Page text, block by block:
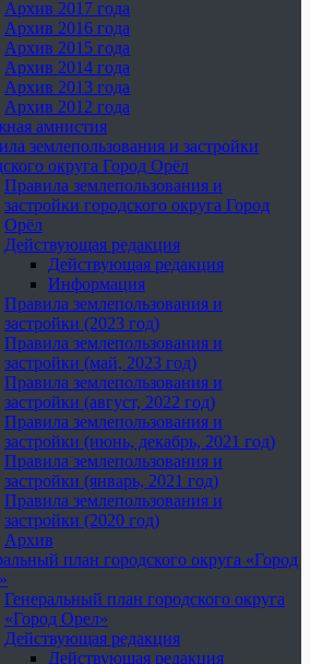
Архив 2017 года
Архив 2016 года
Архив 2015 года
Архив 2014 года
Архив 2013 года
Архив 2012 года
амнистия
землепользования и застройки
округа Город Орёл
Правила землепользования и
застройки городского округа Город
Орёл
Действующая редакция
Действующая редакция
Информация
Правила землепользования и
застройки (2023 год)
Правила землепользования и
застройки (май, 2023 год)
Правила землепользования и
застройки (август, 2022 год)
Правила землепользования и
застройки (июнь, декабрь, 2021 год)
Правила землепользования и
застройки (январь, 2021 год)
Правила землепользования и
застройки (2020 год)
Архив
план городского округа «Город
Генеральный план городского округа
«Город Орел»
Действующая редакция
Действующая редакция